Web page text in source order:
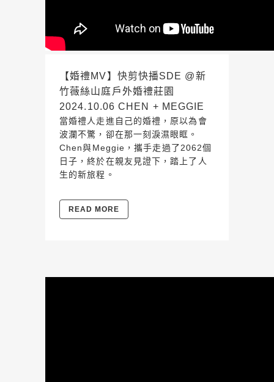
【婚禮MV】快剪快播SDE @新
竹薇絲山庭戶外婚禮莊園
2024.10.06 CHEN + MEGGIE
當婚禮人走進自己的婚禮，原以為會
波瀾不驚，卻在那一刻淚濕眼眶。
Chen與Meggie，攜手走過了2062個
日子，終於在親友見證下，踏上了人
生的新旅程。
READ MORE